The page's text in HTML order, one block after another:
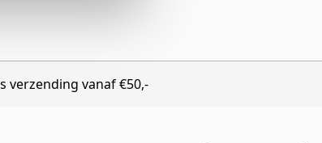
verzending vanaf €50,-